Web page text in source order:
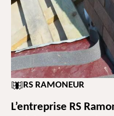
RS RAMONEUR
L’entreprise RS